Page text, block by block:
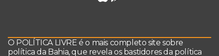
O POLÍTICA LIVRE é o mais completo site sobre
política da Bahia, que revela os bastidores da política